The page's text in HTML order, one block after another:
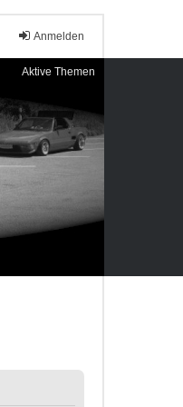
Anmelden
Aktive Themen